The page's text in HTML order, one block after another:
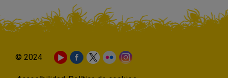
© 2024